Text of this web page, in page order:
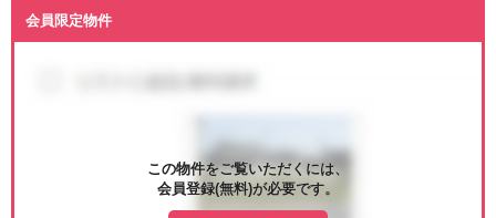
会員限定物件
この物件をご覧いただくには、
会員登録(無料)が必要です。